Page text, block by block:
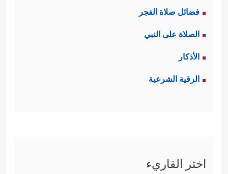
فضائل صلاة الفجر
الصلاة على النبي
الأذكار
الرقية الشرعية
اختر القاريء